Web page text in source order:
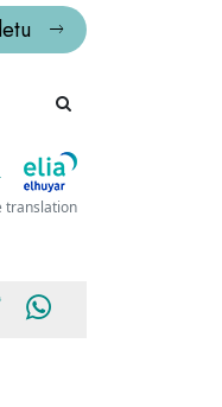
translation